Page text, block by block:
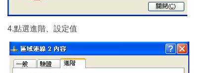
4.點選進階、設定值